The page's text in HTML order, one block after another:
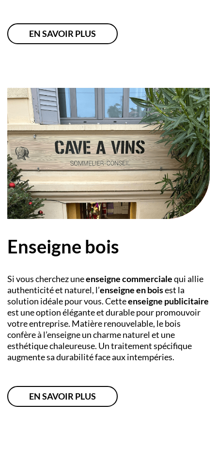
EN SAVOIR PLUS
Enseigne bois
Si vous cherchez uneenseigne commercialequi allie
authenticité et naturel, l’enseigne en boisest la
solution idéale pour vous. Cetteenseigne publicitaire
est une option élégante et durable pour promouvoir
votre entreprise. Matière renouvelable, le bois
confère à l’enseigne un charme naturel et une
esthétique chaleureuse. Un traitement spécifique
augmente sa durabilité face aux intempéries.
EN SAVOIR PLUS